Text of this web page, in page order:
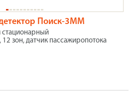
Поиск-3ММ
зон, датчик пассажиропотока